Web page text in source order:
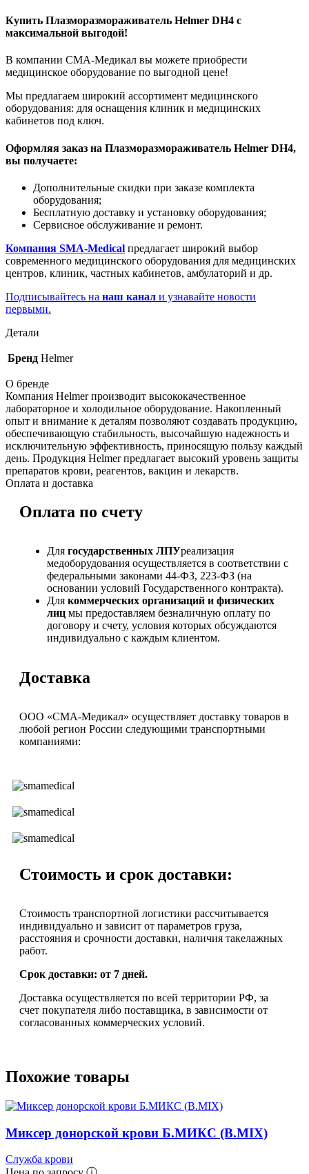
Купить Плазморазмораживатель Helmer DH4 с
максимальной выгодой!
В компании СМА-Медикал вы можете приобрести
медицинское оборудование по выгодной цене!
Мы предлагаем широкий ассортимент медицинского
оборудования: для оснащения клиник и медицинских
кабинетов под ключ.
Оформляя заказ на Плазморазмораживатель Helmer DH4,
вы получаете:
Дополнительные скидки при заказе комплекта
оборудования;
Бесплатную доставку и установку оборудования;
Сервисное обслуживание и ремонт.
Компания SMA-Medical предлагает широкий выбор
современного медицинского оборудования для медицинских
центров, клиник, частных кабинетов, амбулаторий и др.
Подписывайтесь на наш канал и узнавайте новости
первыми.
Детали
Бренд Helmer
О бренде
Компания Helmer производит высококачественное
лабораторное и холодильное оборудование. Накопленный
опыт и внимание к деталям позволяют создавать продукцию,
обеспечивающую стабильность, высочайшую надежность и
исключительную эффективность, приносящую пользу каждый
день. Продукция Helmer предлагает высокий уровень защиты
препаратов крови, реагентов, вакцин и лекарств.
Оплата и доставка
Оплата по счету
Для государственных ЛПУреализация
медоборудования осуществляется в соответствии с
федеральными законами 44-ФЗ, 223-ФЗ (на
основании условий Государственного контракта).
Для коммерческих организаций и физических
лиц мы предоставляем безналичную оплату по
договору и счету, условия которых обсуждаются
индивидуально с каждым клиентом.
Доставка
ООО «СМА-Медикал» осуществляет доставку товаров в
любой регион России следующими транспортными
компаниями:
Стоимость и срок доставки:
Стоимость транспортной логистики рассчитывается
индивидуально и зависит от параметров груза,
расстояния и срочности доставки, наличия такелажных
работ.
Срок доставки: от 7 дней.
Доставка осуществляется по всей территории РФ, за
счет покупателя либо поставщика, в зависимости от
согласованных коммерческих условий.
Похожие товары
Миксер донорской крови Б.МИКС (B.MIX)
Служба крови